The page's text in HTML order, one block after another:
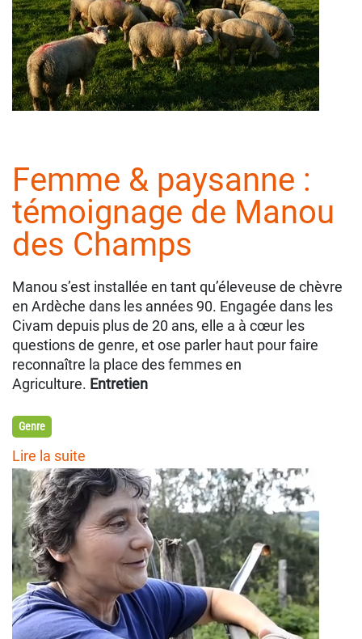
Femme & paysanne :
témoignage de Manou
des Champs
Manou s’est installée en tant qu’éleveuse de chèvre
en Ardèche dans les années 90. Engagée dans les
Civam depuis plus de 20 ans, elle a à cœur les
questions de genre, et ose parler haut pour faire
reconnaître la place des femmes en
Agriculture. Entretien
Genre
Lire la suite